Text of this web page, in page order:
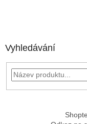
Vyhledávání